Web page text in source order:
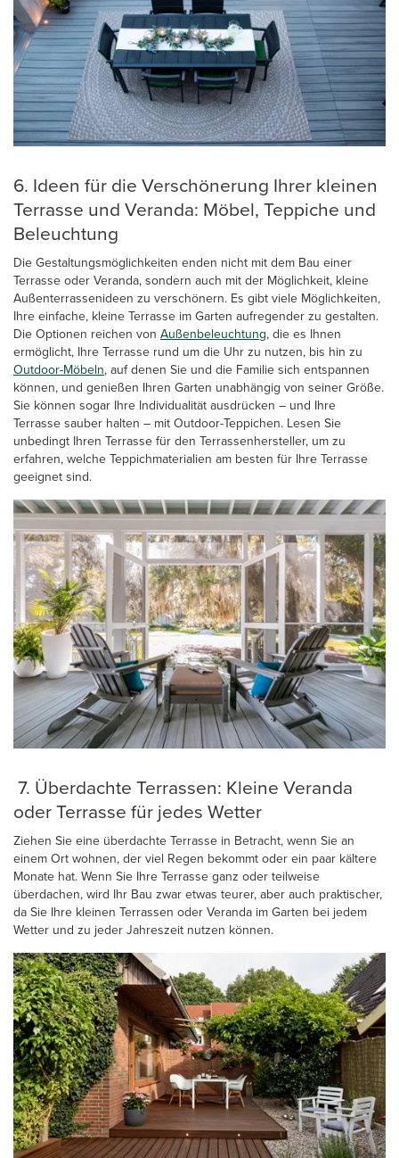
6. Ideen für die Verschönerung Ihrer kleinen
Terrasse und Veranda: Möbel, Teppiche und
Beleuchtung
Die Gestaltungsmöglichkeiten enden nicht mit dem Bau einer
Terrasse oder Veranda, sondern auch mit der Möglichkeit, kleine
Außenterrassenideen zu verschönern. Es gibt viele Möglichkeiten,
Ihre einfache, kleine Terrasse im Garten aufregender zu gestalten.
Die Optionen reichen von Außenbeleuchtung, die es Ihnen
ermöglicht, Ihre Terrasse rund um die Uhr zu nutzen, bis hin zu
Outdoor-Möbeln, auf denen Sie und die Familie sich entspannen
können, und genießen Ihren Garten unabhängig von seiner Größe.
Sie können sogar Ihre Individualität ausdrücken – und Ihre
Terrasse sauber halten – mit Outdoor-Teppichen. Lesen Sie
unbedingt Ihren Terrasse für den Terrassenhersteller, um zu
erfahren, welche Teppichmaterialien am besten für Ihre Terrasse
geeignet sind.
7. Überdachte Terrassen: Kleine Veranda
oder Terrasse für jedes Wetter
Ziehen Sie eine überdachte Terrasse in Betracht, wenn Sie an
einem Ort wohnen, der viel Regen bekommt oder ein paar kältere
Monate hat. Wenn Sie Ihre Terrasse ganz oder teilweise
überdachen, wird Ihr Bau zwar etwas teurer, aber auch praktischer,
da Sie Ihre kleinen Terrassen oder Veranda im Garten bei jedem
Wetter und zu jeder Jahreszeit nutzen können.